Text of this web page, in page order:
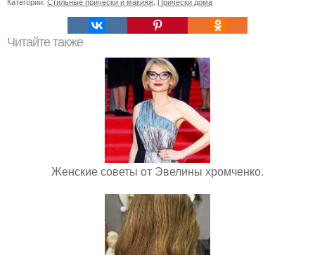
Читайте также
Женские советы от Эвелины хромченко.